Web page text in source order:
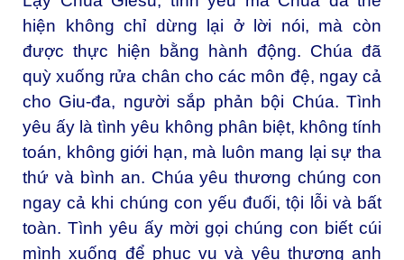
hiện không chỉ dừng lại ở lời nói, mà còn
được thực hiện bằng hành động. Chúa đã
quỳ xuống rửa chân cho các môn đệ, ngay cả
cho Giu-đa, người sắp phản bội Chúa. Tình
yêu ấy là tình yêu không phân biệt, không tính
toán, không giới hạn, mà luôn mang lại sự tha
thứ và bình an. Chúa yêu thương chúng con
ngay cả khi chúng con yếu đuối, tội lỗi và bất
toàn. Tình yêu ấy mời gọi chúng con biết cúi
mình xuống để phục vụ và yêu thương anh